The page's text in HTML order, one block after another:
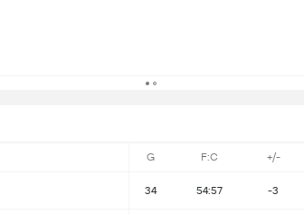
G F:C +/-
34 54:57 -3